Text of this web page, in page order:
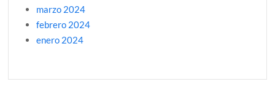
marzo 2024
febrero 2024
enero 2024